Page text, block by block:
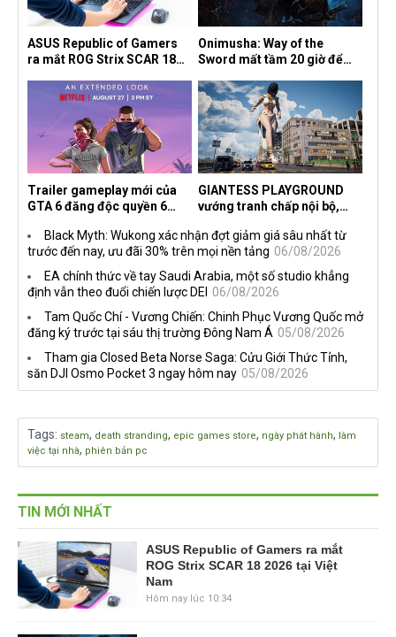
ASUS Republic of Gamers
ra mắt ROG Strix SCAR 18
Onimusha: Way of the
Sword mất tầm 20 giờ để
dành cho newbie và lão làng
Trailer gameplay mới của
GTA 6 đăng độc quyền 6
đang quá tham?
GIANTESS PLAYGROUND
vướng tranh chấp nội bộ,
ngầm chiếm đoạt doanh thu
Black Myth: Wukong xác nhận đợt giảm giá sâu nhất từ
trước đến nay, ưu đãi 30% trên mọi nền tảng 06/08/2026
EA chính thức về tay Saudi Arabia, một số studio khẳng
định vẫn theo đuổi chiến lược DEI
06/08/2026
Tam Quốc Chí - Vương Chiến: Chinh Phục Vương Quốc mở
đăng ký trước tại sáu thị trường Đông Nam Á 05/08/2026
Tham gia Closed Beta Norse Saga: Cửu Giới Thức Tỉnh,
săn DJI Osmo Pocket 3 ngay hôm nay 05/08/2026
Tags: steam, death stranding, epic games store, ngày phát hành, làm
việc tại nhà, phiên bản pc
TIN MỚI NHẤT
ASUS Republic of Gamers ra mắt
ROG Strix SCAR 18 2026 tại Việt
Nam
Hôm nay lúc 10:34